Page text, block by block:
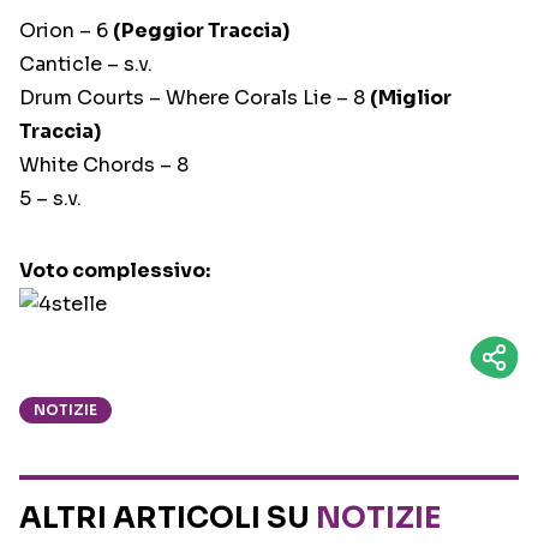
Orion – 6 (Peggior Traccia)
Canticle – s.v.
Drum Courts – Where Corals Lie – 8 (Miglior
Traccia)
White Chords – 8
5 – s.v.
Voto complessivo:
NOTIZIE
ALTRI ARTICOLI SU NOTIZIE